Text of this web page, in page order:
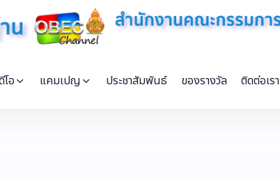
โอ แคมเปญ ประชาสัมพันธ์ ของรางวัล ติดต่อเรา